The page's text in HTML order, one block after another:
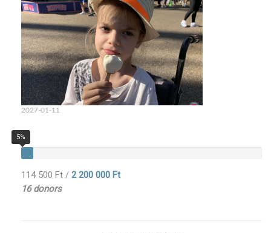
2027-01-11
5%
114 500 Ft / 2 200 000 Ft
16 donors